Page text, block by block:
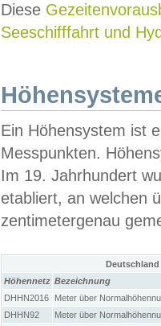
Diese
Seeschifffahrt und
Ein Höhensystem ist
Messpunkten.
Im 19. Jahrhundert
etabliert, an welchen
zentimetergenau
Höhennetz Bezeichnung
DHHN2016
Meter über
DHHN92
Meter über